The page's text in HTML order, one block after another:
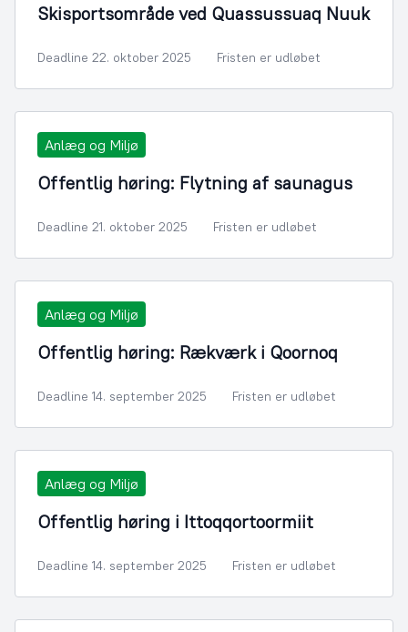
Skisportsområde ved Quassussuaq Nuuk
Deadline 22. oktober 2025 Fristen er udløbet
Anlæg og Miljø
Offentlig høring: Flytning af saunagus
Deadline 21. oktober 2025 Fristen er udløbet
Anlæg og Miljø
Offentlig høring: Rækværk i Qoornoq
Deadline 14. september 2025 Fristen er udløbet
Anlæg og Miljø
Offentlig høring i Ittoqqortoormiit
Deadline 14. september 2025 Fristen er udløbet